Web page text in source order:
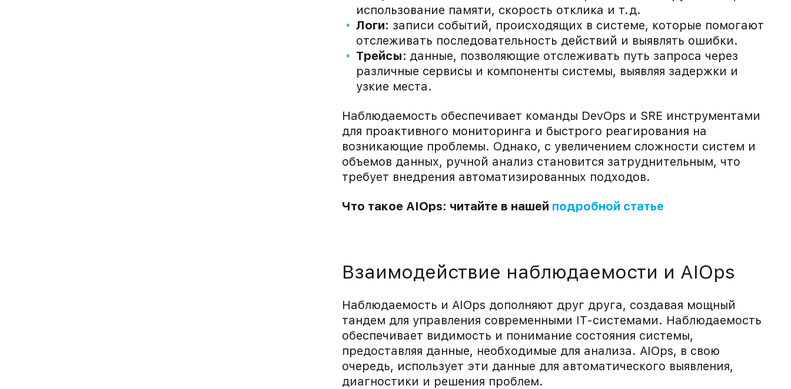
использование памяти, скорость отклика и т.д.
Логи: записи событий, происходящих в системе, которые помогают
отслеживать последовательность действий и выявлять ошибки.
Трейсы: данные, позволяющие отслеживать путь запроса через
различные сервисы и компоненты системы, выявляя задержки и
узкие места.
Наблюдаемость обеспечивает команды DevOps и SRE инструментами
для проактивного мониторинга и быстрого реагирования на
возникающие проблемы. Однако, с увеличением сложности систем и
объемов данных, ручной анализ становится затруднительным, что
требует внедрения автоматизированных подходов.
Что такое AIOps: читайте в нашей подробной статье
Взаимодействие наблюдаемости и AIOps
Наблюдаемость и AIOps дополняют друг друга, создавая мощный
тандем для управления современными IT-системами. Наблюдаемость
обеспечивает видимость и понимание состояния системы,
предоставляя данные, необходимые для анализа. AIOps, в свою
очередь, использует эти данные для автоматического выявления,
диагностики и решения проблем.